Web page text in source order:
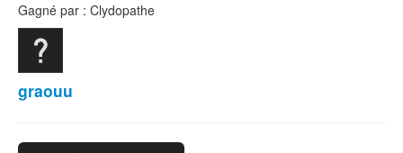
Gagné par : Clydopathe
graouu